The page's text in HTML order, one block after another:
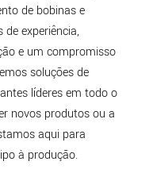
de bobinas e
experiência,
e um compromisso
soluções de
líderes em todo o
novos produtos ou a
aqui para
à produção.